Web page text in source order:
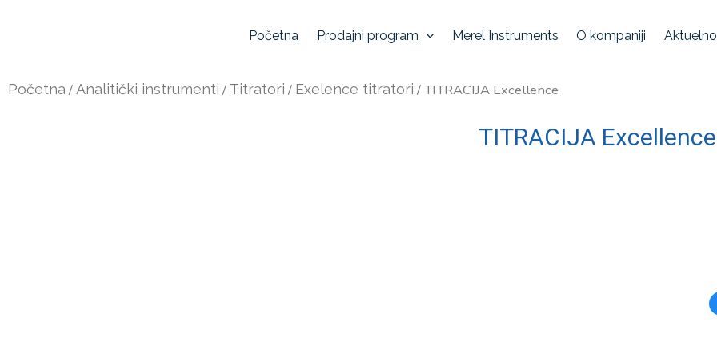
Početna Prodajni program Merel Instruments O kompaniji Aktuelno
Početna / Analitički instrumenti / Titratori / Exelence titratori / TITRACIJA Excellence
TITRACIJA Excellence